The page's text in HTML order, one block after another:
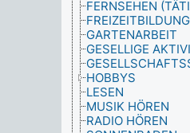
FERNSEHEN
FREIZEITBILDUNG
GARTENARBEIT
GESELLIGE
HOBBYS
LESEN
MUSIK HÖREN
RADIO HÖREN